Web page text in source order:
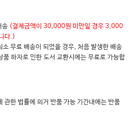
각화
실질적인 구현
증
송 (결제금액이 30,000원 미만일 경우 3,000
다.)
무료 배송이 되었을 경우, 처음 발생한 배송
품 하자로 인한 도서 교환시에는 무료로 가능합
관한 법률에 의거 반품 가능 기간내에는 반품